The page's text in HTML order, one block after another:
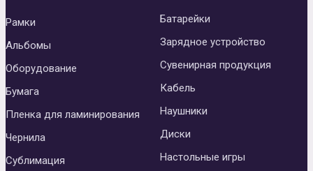
Рамки
Альбомы
Оборудование
Бумага
Пленка для ламинирования
Чернила
Сублимация
Батарейки
Зарядное устройство
Сувенирная продукция
Кабель
Наушники
Диски
Настольные игры